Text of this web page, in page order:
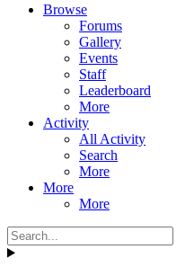
Browse
Forums
Gallery
Events
Staff
Leaderboard
More
Activity
All Activity
Search
More
More
More